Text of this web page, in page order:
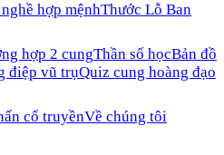
hợp mệnhThước Lỗ Ban
hợp 2 cungThần số họcBản đồ
điệp vũ trụQuiz cung hoàng đạo
cổ truyềnVề chúng tôi